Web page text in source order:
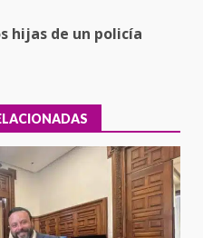
hijas de un policía